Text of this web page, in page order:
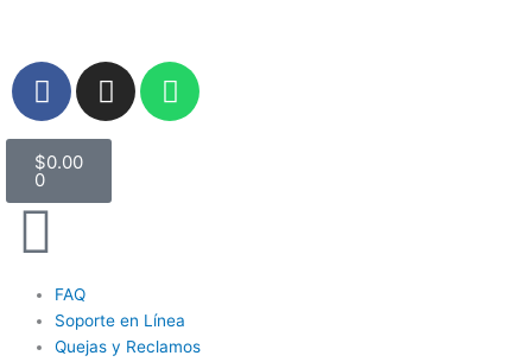
contenido
F
a
c
e
b
o
o
k
I
n
s
a
m
W
h
$0.00
0
Carrito
FAQ
Soporte en Línea
Quejas y Reclamos